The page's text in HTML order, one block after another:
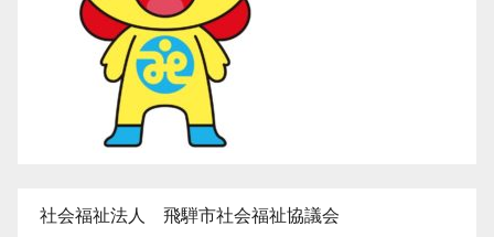
社会福祉法人 飛騨市社会福祉協議会